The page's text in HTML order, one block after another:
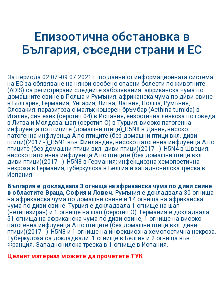
Епизоотична обстановка в
България, съседни страни и ЕС
За периода 02.07.-09.07.2021 г. по данни от информационната система
на ЕС за обявяване на някои особено опасни болести по животните
(ADIS) са регистрирани следните заболявания: африканска чума по
домашните свине в Полша и Румъния; африканска чума по диви свине
в България, Германия, Унгария, Литва, Латвия, Полша, Румъния,
Словакия; паразитоза с малък кошерен бръмбар (Aethina tumida) в
Италия; син език (серотип 04) в Испания; ензоотична левкоза по говеда
в Литва и Молдова; шап (серотип О) в Турция; високо патогенна
инфлуенца по птиците (домашни птици)_H5N8 в Дания; високо
патогенна инфлуенца А по птиците (без домашни птици вкл. диви
птици)(2017 - )_H5N1 във Финландия; високо патогенна инфлуенца А по
птиците (без домашни птици вкл. диви птици)(2017 - )_H5N4 в Швеция;
високо патогенна инфлуенца А по птиците (без домашни птици вкл.
диви птици)(2017 - )_H5N8 в Германия; инфекциозна хемопоетична
некроза в Германия; туберкулоза в Белгия и западнонилска треска в
Испания.
България е докладвала 3 огнища на африканска чума по диви свине
в областите Враца, София и Ловеч. Румъния е докладвала 30 огнища
на африканска чума по домашни свине и 14 огнища на африканска
чума по диви свине. Турция е докладвала 1 огнище на шап
(нетипизиран) и 1 огнище на шап (серотип О). Германия е докладвала
51 огнища на африканска чума по диви свине, 1 огнище на високо
патогенна инфлуенца А по птиците (без домашни птици вкл. диви
птици)(2017 - )_H5N8 и 1 огнище на инфекциозна хемопоетична некроза.
Туберкулоза са докладвали: 1 огнище в Белгия и 2 огнища във
Франция. Западнонилска треска в 1 огнище в Испания.
Целият материал можете да прочетете ТУК